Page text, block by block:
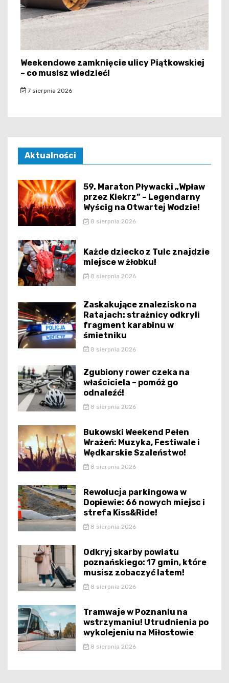
Weekendowe zamknięcie ulicy Piątkowskiej
– co musisz wiedzieć!
7 sierpnia 2026
Aktualności
59. Maraton Pływacki „Wpław
przez Kiekrz” – Legendarny
Wyścig na Otwartej Wodzie!
8 sierpnia 2026
Każde dziecko z Tulc znajdzie
miejsce w żłobku!
8 sierpnia 2026
Zaskakujące znalezisko na
Ratajach: strażnicy odkryli
fragment karabinu w
śmietniku
8 sierpnia 2026
Zgubiony rower czeka na
właściciela – pomóż go
odnaleźć!
8 sierpnia 2026
Bukowski Weekend Pełen
Wrażeń: Muzyka, Festiwale i
Wędkarskie Szaleństwo!
8 sierpnia 2026
Rewolucja parkingowa w
Dopiewie: 66 nowych miejsc i
strefa Kiss&Ride!
8 sierpnia 2026
Odkryj skarby powiatu
poznańskiego: 17 gmin, które
musisz zobaczyć latem!
8 sierpnia 2026
Tramwaje w Poznaniu na
wstrzymaniu! Utrudnienia po
wykolejeniu na Miłostowie
8 sierpnia 2026